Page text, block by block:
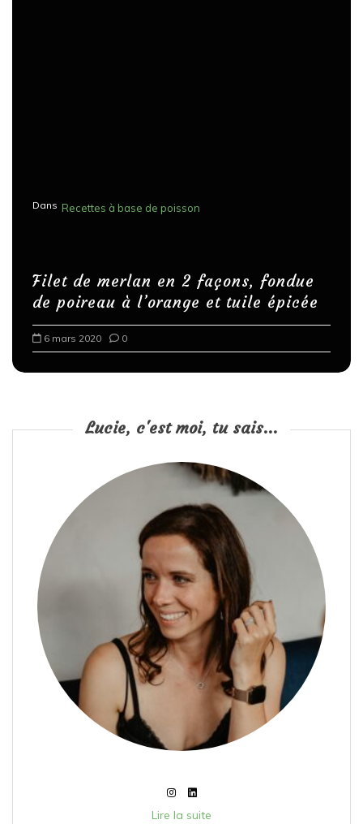
Dans Recettes à base de poisson
Filet de merlan en 2 façons, fondue
de poireau à l’orange et tuile épicée
6 mars 2020 0
Lucie, c'est moi, tu sais...
Lire la suite